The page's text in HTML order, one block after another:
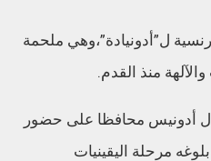
ل”أدونيادة”،وهي ملحمة
منذ القدم.
أدونيس محافظا على حضور
مرحلة اليقينيات